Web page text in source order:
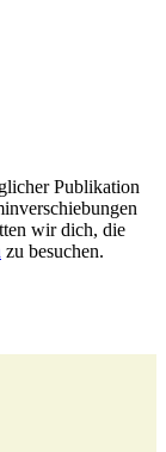
Publikation
wir dich, die
zu besuchen.